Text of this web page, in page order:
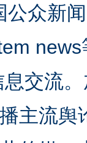
公众新
交流
主流